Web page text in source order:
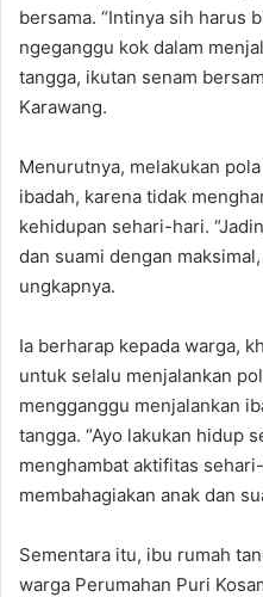
bersama. “Intinya sih harus
ngeganggu kok dalam
tangga, ikutan senam
Karawang.
Menurutnya, melakukan
ibadah, karena tidak
kehidupan sehari-hari.
dan suami dengan
ungkapnya.
Ia berharap kepada warga,
untuk selalu menjalankan
mengganggu menjalankan
tangga. “Ayo lakukan hidup
menghambat aktifitas
membahagiakan anak dan
Sementara itu, ibu rumah
warga Perumahan Puri